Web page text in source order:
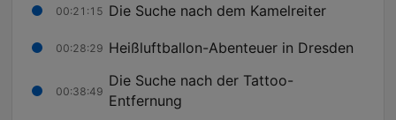
00:21:15 Die Suche nach dem Kamelreiter
00:28:29 Heißluftballon-Abenteuer in Dresden
00:38:49
Die Suche nach der Tattoo-
Entfernung